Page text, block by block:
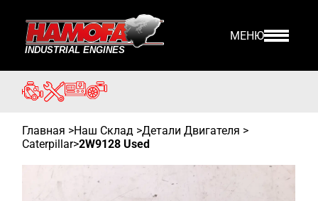
МЕНЮ
Главная >Наш Склад >Детали Двигателя >
Caterpillar>2W9128 Used